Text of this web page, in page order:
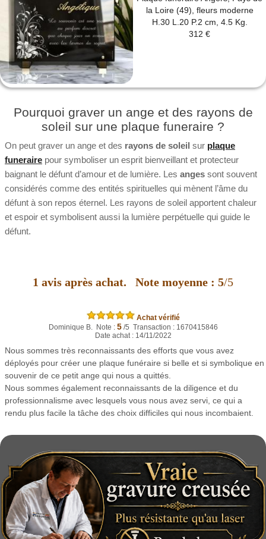
la Loire (49), fleurs moderne
H.30 L.20 P.2 cm, 4.5 Kg.
312 €
Pourquoi graver un ange et des rayons de
soleil sur une plaque funeraire ?
On peut graver un ange et des rayons de soleil sur plaque
funeraire pour symboliser un esprit bienveillant et protecteur
baignant le défunt d’amour et de lumière. Les anges sont souvent
considérés comme des entités spirituelles qui mènent l’âme du
défunt à son repos éternel. Les rayons de soleil apportent chaleur
et espoir et symbolisent aussi la lumière perpétuelle qui guide le
défunt.
1 avis après achat. Note moyenne : 5/5
Achat vérifié
Dominique B. Note : 5/5 Transaction : 1670415846
Date achat : 14/11/2022
Nous sommes très reconnaissants des efforts que vous avez
déployés pour créer une plaque funéraire si belle et si symbolique en
souvenir de ce petit ange qui nous a quittés.
Nous sommes également reconnaissants de la diligence et du
professionnalisme avec lesquels vous nous avez servi, ce qui a
rendu plus facile la tâche des choix difficiles qui nous incombaient.